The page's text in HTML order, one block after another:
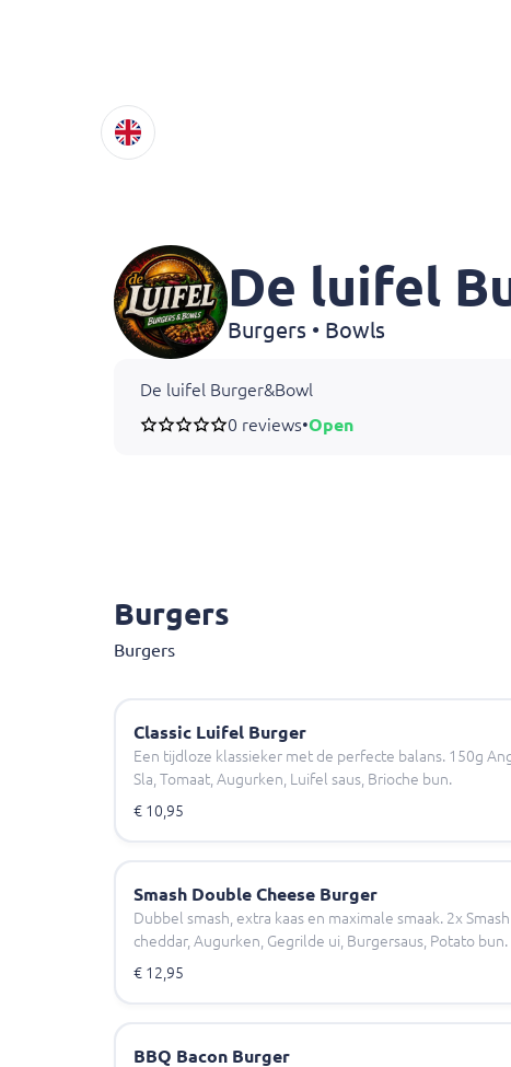
De luifel
Burgers • Bowls
De luifel Burger&Bowl
0 reviews•Open
Burgers
Burgers
Classic Luifel Burger
Een tijdloze klassieker met de perfecte balans. 150g
Sla, Tomaat, Augurken, Luifel saus, Brioche bun.
€ 10,95
Smash Double Cheese Burger
Dubbel smash, extra kaas en maximale smaak. 2x
cheddar, Augurken, Gegrilde ui, Burgersaus, Potato bun.
€ 12,95
BBQ Bacon Burger